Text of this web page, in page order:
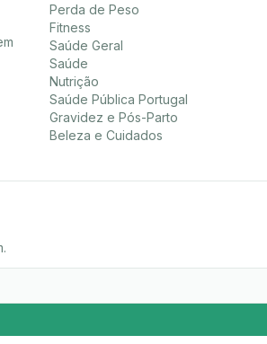
Perda de Peso
Fitness
Saúde Geral
Saúde
Nutrição
Saúde Pública Portugal
Gravidez e Pós-Parto
Beleza e Cuidados